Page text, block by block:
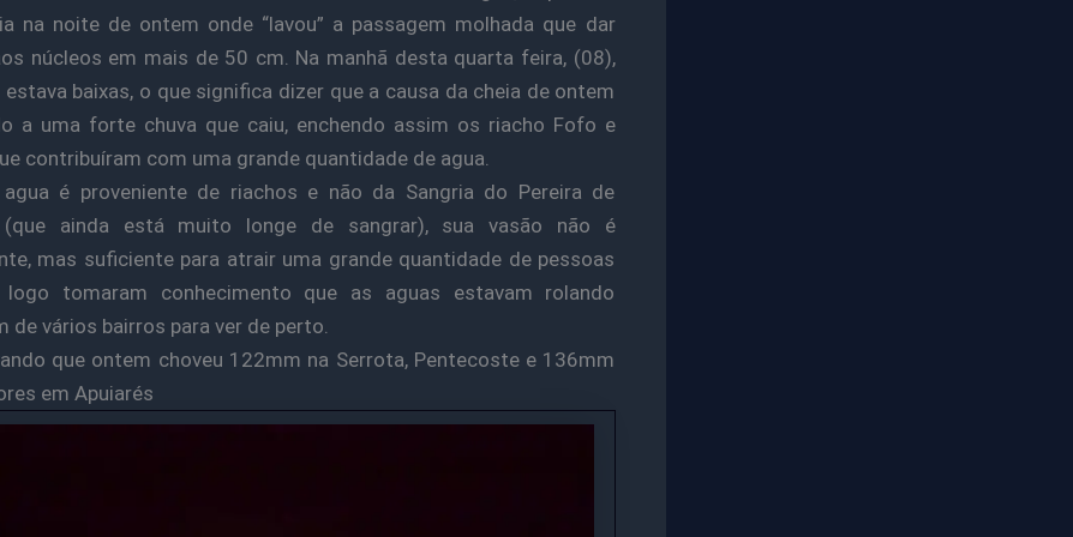
na noite de ontem onde “lavou” a passagem molhada que dar
núcleos em mais de 50 cm. Na manhã desta quarta feira, (08),
estava baixas, o que significa dizer que a causa da cheia de ontem
a uma forte chuva que caiu, enchendo assim os riacho Fofo e
contribuíram com uma grande quantidade de agua.
é proveniente de riachos e não da Sangria do Pereira de
(que ainda está muito longe de sangrar), sua vasão não é
mas suficiente para atrair uma grande quantidade de pessoas
tomaram conhecimento que as aguas estavam rolando
de vários bairros para ver de perto.
que ontem choveu 122mm na Serrota, Pentecoste e 136mm
em Apuiarés